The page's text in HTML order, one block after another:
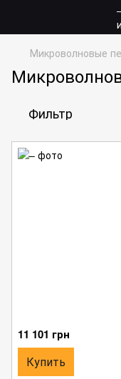
Микроволновые
Фильтр
11 101 грн
Купить